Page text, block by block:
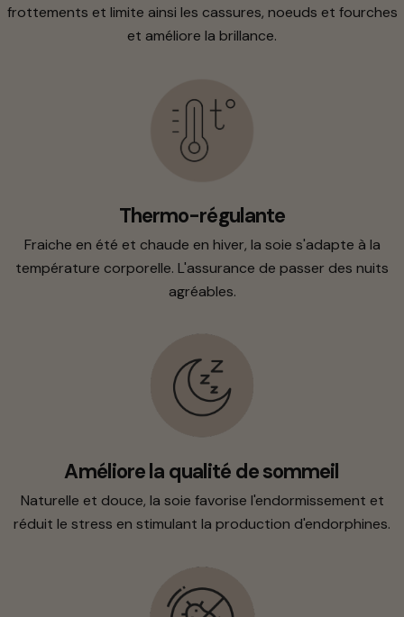
frottements et limite ainsi les cassures, noeuds et fourches
et améliore la brillance.
Thermo-régulante
Fraiche en été et chaude en hiver, la soie s'adapte à la
température corporelle. L'assurance de passer des nuits
agréables.
Améliore la qualité de sommeil
Naturelle et douce, la soie favorise l'endormissement et
réduit le stress en stimulant la production d'endorphines.